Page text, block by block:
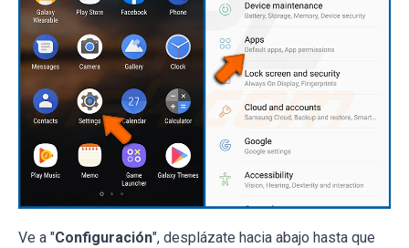
Ve a "Configuración", desplázate hacia abajo hasta que